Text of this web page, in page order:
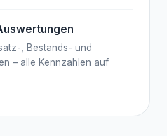
, Bestands- und
– alle Kennzahlen auf